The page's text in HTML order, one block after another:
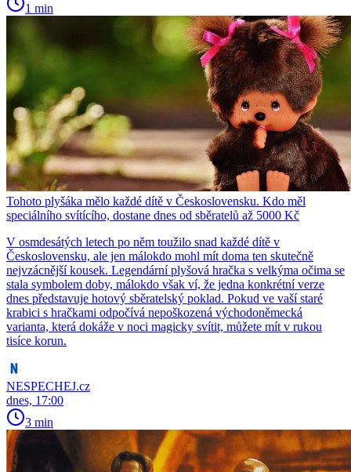
1 min
Tohoto plyšáka mělo každé dítě v Československu. Kdo měl
speciálního svítícího, dostane dnes od sběratelů až 5000 Kč
V osmdesátých letech po něm toužilo snad každé dítě v
Československu, ale jen málokdo mohl mít doma ten skutečně
nejvzácnější kousek. Legendární plyšová hračka s velkýma očima se
stala symbolem doby, málokdo však ví, že jedna konkrétní verze
dnes představuje hotový sběratelský poklad. Pokud ve vaší staré
krabici s hračkami odpočívá nepoškozená východoněmecká
varianta, která dokáže v noci magicky svítit, můžete mít v rukou
tisíce korun.
NESPECHEJ.cz
dnes, 17:00
3 min